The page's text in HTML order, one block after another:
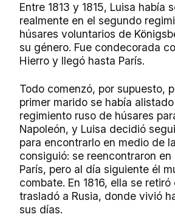
Entre 1813 y 1815, Luisa había
realmente en el segundo
húsares voluntarios de
su género. Fue condecorada
Hierro y llegó hasta París.
Todo comenzó, por supuesto,
primer marido se había
regimiento ruso de húsares
Napoleón, y Luisa decidió
para encontrarlo en medio de
consiguió: se reencontraron
París, pero al día siguiente él
combate. En 1816, ella se
trasladó a Rusia, donde vivió
sus días.